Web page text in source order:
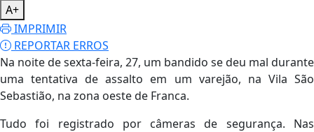
A+
IMPRIMIR
REPORTAR ERROS
Na noite de sexta-feira, 27, um bandido se deu mal durante
uma tentativa de assalto em um varejão, na Vila São
Sebastião, na zona oeste de Franca.
Tudo foi registrado por câmeras de segurança. Nas